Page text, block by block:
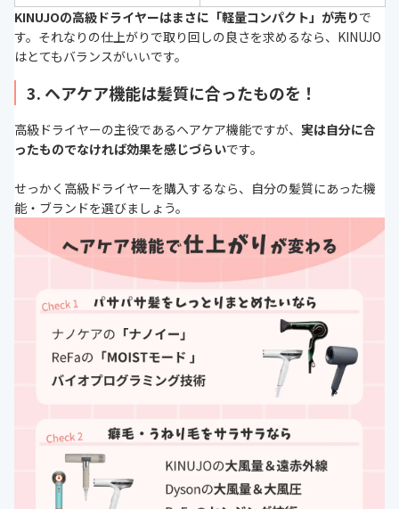
KINUJOの高級ドライヤーはまさに「軽量コンパクト」が売りで
す。それなりの仕上がりで取り回しの良さを求めるなら、KINUJO
はとてもバランスがいいです。
3. ヘアケア機能は髪質に合ったものを！
高級ドライヤーの主役であるヘアケア機能ですが、 実は自分に合
ったものでなければ効果を感じづらいです。
せっかく高級ドライヤーを購入するなら、自分の髪質にあった機
能・ブランドを選びましょう。